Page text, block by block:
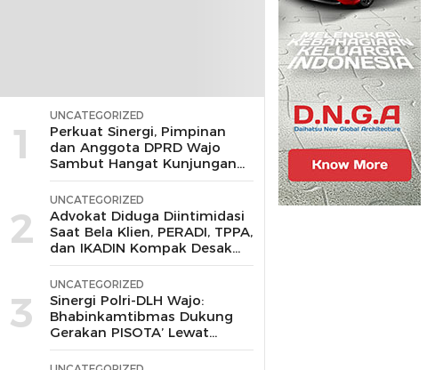
1
UNCATEGORIZED
Perkuat Sinergi, Pimpinan
dan Anggota DPRD Wajo
Sambut Hangat Kunjungan
Silaturahmi Kapolres Wajo
yang Baru,
2
UNCATEGORIZED
Advokat Diduga Diintimidasi
Saat Bela Klien, PERADI, TPPA,
dan IKADIN Kompak Desak
Polda Riau Usut Tuntas
Dugaan Premanisme
3
UNCATEGORIZED
Sinergi Polri-DLH Wajo:
Bhabinkamtibmas Dukung
Gerakan PISOTA’ Lewat
Motor Sampah